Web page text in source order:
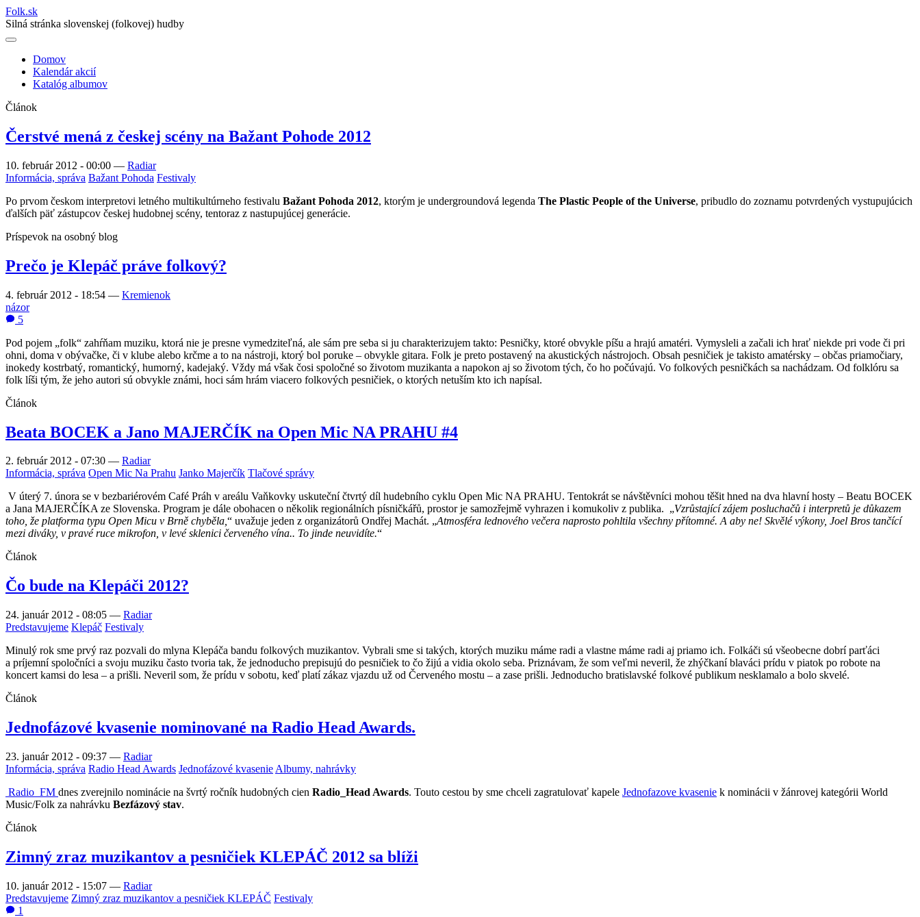
Folk.sk
Silná stránka slovenskej (folkovej) hudby
Main
navigation
Domov
Kalendár akcií
Katalóg albumov
Článok
Čerstvé mená z českej scény na Bažant Pohode 2012
10. február 2012 - 00:00 — Radiar
Informácia, správa Bažant Pohoda Festivaly
Po prvom českom interpretovi letného multikultúrneho festivalu Bažant Pohoda 2012, ktorým je undergroundová legenda The Plastic People of the Universe, pribudlo do zoznamu potvrdených vystupujúcich
ďalších päť zástupcov českej hudobnej scény, tentoraz z nastupujúcej generácie.
Príspevok na osobný blog
Prečo je Klepáč práve folkový?
4. február 2012 - 18:54 — Kremienok
názor
5
Pod pojem „folk“ zahŕňam muziku, ktorá nie je presne vymedziteľná, ale sám pre seba si ju charakterizujem takto: Pesničky, ktoré obvykle píšu a hrajú amatéri. Vymysleli a začali ich hrať niekde pri vode či pri
ohni, doma v obývačke, či v klube alebo krčme a to na nástroji, ktorý bol poruke – obvykle gitara. Folk je preto postavený na akustických nástrojoch. Obsah pesničiek je takisto amatérsky – občas priamočiary,
inokedy kostrbatý, romantický, humorný, kadejaký. Vždy má však čosi spoločné so životom muzikanta a napokon aj so životom tých, čo ho počúvajú. Vo folkových pesničkách sa nachádzam. Od folklóru sa
folk líši tým, že jeho autori sú obvykle známi, hoci sám hrám viacero folkových pesničiek, o ktorých netuším kto ich napísal.
Článok
Beata BOCEK a Jano MAJERČÍK na Open Mic NA PRAHU #4
2. február 2012 - 07:30 — Radiar
Informácia, správa Open Mic Na Prahu Janko Majerčík Tlačové správy
V úterý 7. února se v bezbariérovém Café Práh v areálu Vaňkovky uskuteční čtvrtý díl hudebního cyklu Open Mic NA PRAHU. Tentokrát se návštěvníci mohou těšit hned na dva hlavní hosty – Beatu BOCEK
a Jana MAJERČÍKA ze Slovenska. Program je dále obohacen o několik regionálních písničkářů, prostor je samozřejmě vyhrazen i komukoliv z publika. „Vzrůstající zájem posluchačů i interpretů je důkazem
toho, že platforma typu Open Micu v Brně chyběla,“ uvažuje jeden z organizátorů Ondřej Machát. „Atmosféra lednového večera naprosto pohltila všechny přítomné. A aby ne! Skvělé výkony, Joel Bros tančící
mezi diváky, v pravé ruce mikrofon, v levé sklenici červeného vína.. To jinde neuvidíte.“
Článok
Čo bude na Klepáči 2012?
24. január 2012 - 08:05 — Radiar
Predstavujeme Klepáč Festivaly
Minulý rok sme prvý raz pozvali do mlyna Klepáča bandu folkových muzikantov. Vybrali sme si takých, ktorých muziku máme radi a vlastne máme radi aj priamo ich. Folkáči sú všeobecne dobrí parťáci
a príjemní spoločníci a svoju muziku často tvoria tak, že jednoducho prepisujú do pesničiek to čo žijú a vidia okolo seba. Priznávam, že som veľmi neveril, že zhýčkaní blaváci prídu v piatok po robote na
koncert kamsi do lesa – a prišli. Neveril som, že prídu v sobotu, keď platí zákaz vjazdu už od Červeného mostu – a zase prišli. Jednoducho bratislavské folkové publikum nesklamalo a bolo skvelé.
Článok
Jednofázové kvasenie nominované na Radio Head Awards.
23. január 2012 - 09:37 — Radiar
Informácia, správa Radio Head Awards Jednofázové kvasenie Albumy, nahrávky
Radio_FM dnes zverejnilo nominácie na švrtý ročník hudobných cien Radio_Head Awards. Touto cestou by sme chceli zagratulovať kapele Jednofazove kvasenie k nominácii v žánrovej kategórii World
Music/Folk za nahrávku Bezfázový stav.
Článok
Zimný zraz muzikantov a pesničiek KLEPÁČ 2012 sa blíži
10. január 2012 - 15:07 — Radiar
Predstavujeme Zimný zraz muzikantov a pesničiek KLEPÁČ Festivaly
1